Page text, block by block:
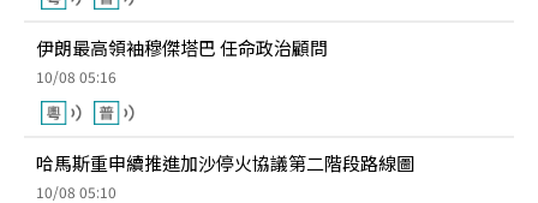
伊朗最高領袖穆傑塔巴 任命政治顧問
10/08 05:16
哈馬斯重申續推進加沙停火協議第二階段路線圖
10/08 05:10